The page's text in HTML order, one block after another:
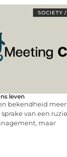
SOCIETY
leven
bekendheid
van een
maar